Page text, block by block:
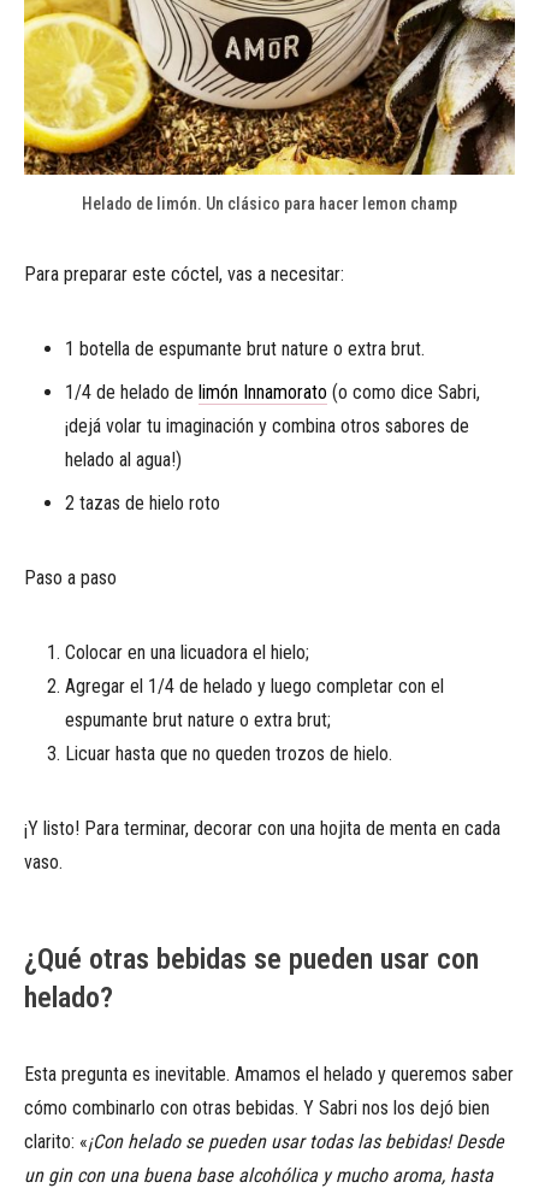
Helado de limón. Un clásico para hacer lemon champ
Para preparar este cóctel, vas a necesitar:
1 botella de espumante brut nature o extra brut.
1/4 de helado de limón Innamorato (o como dice Sabri,
¡dejá volar tu imaginación y combina otros sabores de
helado al agua!)
2 tazas de hielo roto
Paso a paso
Colocar en una licuadora el hielo;
Agregar el 1/4 de helado y luego completar con el
espumante brut nature o extra brut;
Licuar hasta que no queden trozos de hielo.
¡Y listo! Para terminar, decorar con una hojita de menta en cada
vaso.
¿Qué otras bebidas se pueden usar con
helado?
Esta pregunta es inevitable. Amamos el helado y queremos saber
cómo combinarlo con otras bebidas. Y Sabri nos los dejó bien
clarito: «¡Con helado se pueden usar todas las bebidas! Desde
un gin con una buena base alcohólica y mucho aroma, hasta